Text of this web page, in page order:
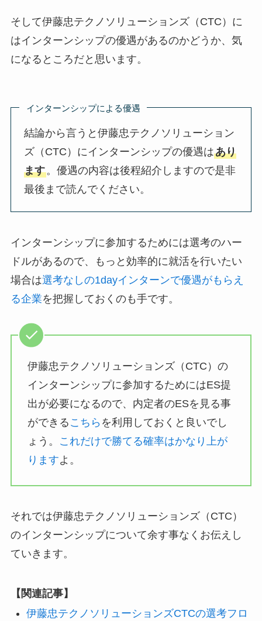
そして伊藤忠テクノソリューションズ（CTC）に
はインターンシップの優遇があるのかどうか、気
になるところだと思います。
インターンシップによる優遇
結論から言うと伊藤忠テクノソリューション
ズ（CTC）にインターンシップの優遇はあり
ます。優遇の内容は後程紹介しますので是非
最後まで読んでください。
インターンシップに参加するためには選考のハー
ドルがあるので、もっと効率的に就活を行いたい
場合は選考なしの1dayインターンで優遇がもらえ
る企業を把握しておくのも手です。
伊藤忠テクノソリューションズ（CTC）の
インターンシップに参加するためにはES提
出が必要になるので、内定者のESを見る事
ができる こちら を利用しておくと良いでし
ょう。
これだけで勝てる確率はかなり上が
りますよ。
それでは伊藤忠テクノソリューションズ（CTC）
のインターンシップについて余す事なくお伝えし
ていきます。
【関連記事】
伊藤忠テクノソリューションズCTCの選考フロ